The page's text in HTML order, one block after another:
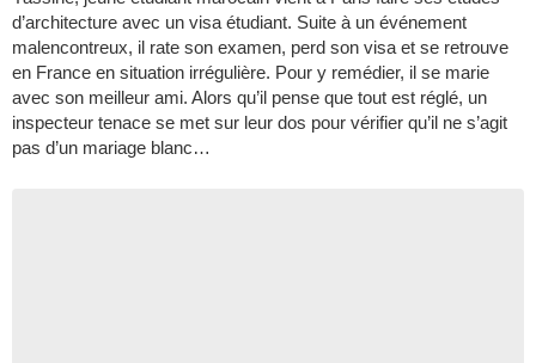
d’architecture avec un visa étudiant. Suite à un événement
malencontreux, il rate son examen, perd son visa et se retrouve
en France en situation irrégulière. Pour y remédier, il se marie
avec son meilleur ami. Alors qu’il pense que tout est réglé, un
inspecteur tenace se met sur leur dos pour vérifier qu’il ne s’agit
pas d’un mariage blanc…